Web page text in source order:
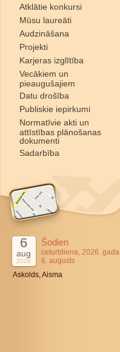
Atklātie konkursi
Mūsu laureāti
Audzināšana
Projekti
Karjeras izglītība
Vecākiem un
pieaugušajiem
Datu drošība
Publiskie iepirkumi
Normatīvie akti un
attīstības plānošanas
dokumenti
Sadarbība
6
aug
2026
Šodien
ceturtdiena, 2026. gada
6. augusts
Askolds, Aisma